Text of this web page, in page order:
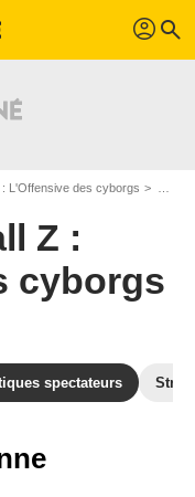
profil search
: L'Offensive des cyborgs
Z :
cyborgs
spectateurs